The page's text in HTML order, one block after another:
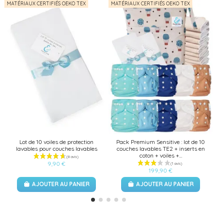
MATÉRIAUX CERTIFIÉS OEKO TEX
Lot de 10 voiles de protection
lavables pour couches lavables
9,90 €
AJOUTER AU PANIER
MATÉRIAUX CERTIFIÉS OEKO TEX
Pack Premium Sensitive : lot de 10
couches lavables TE2 + inserts en
coton + voiles +...
199,90 €
AJOUTER AU PANIER